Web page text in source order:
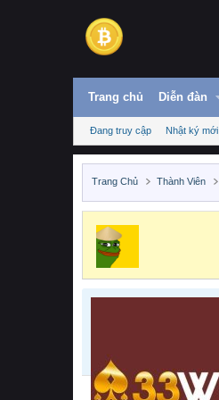
Trang chủ Diễn đàn
Đang truy cập Nhật ký mới
Trang Chủ Thành Viên